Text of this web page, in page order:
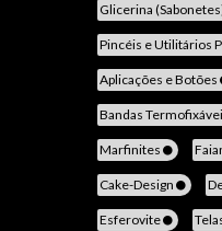
Glicerina
Pincéis e Utilitários
Aplicações e Botões
Bandas
Marfinites
Cake-Design
Esferovite